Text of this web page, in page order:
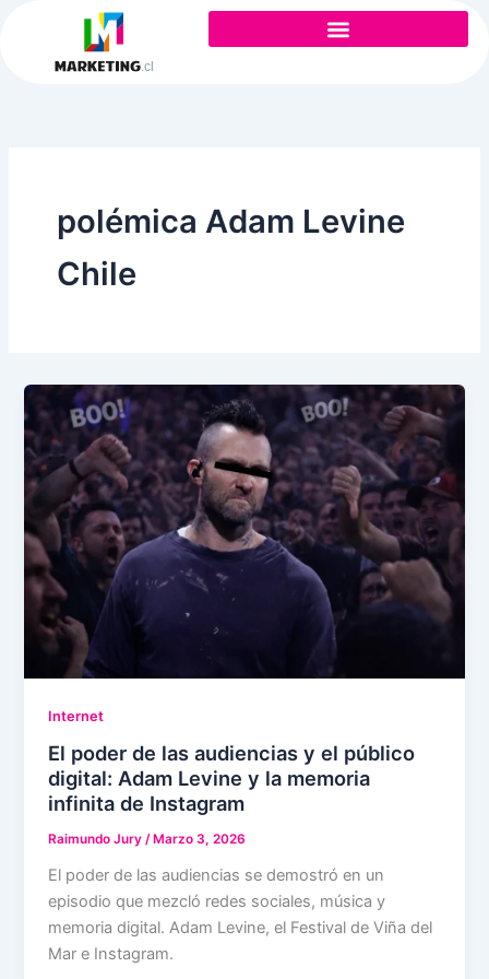
contenido
polémica Adam Levine
Chile
Internet
El poder de las audiencias y el público
digital: Adam Levine y la memoria
infinita de Instagram
Raimundo Jury/ Marzo 3, 2026
El poder de las audiencias se demostró en un
episodio que mezcló redes sociales, música y
memoria digital. Adam Levine, el Festival de Viña del
Mar e Instagram.